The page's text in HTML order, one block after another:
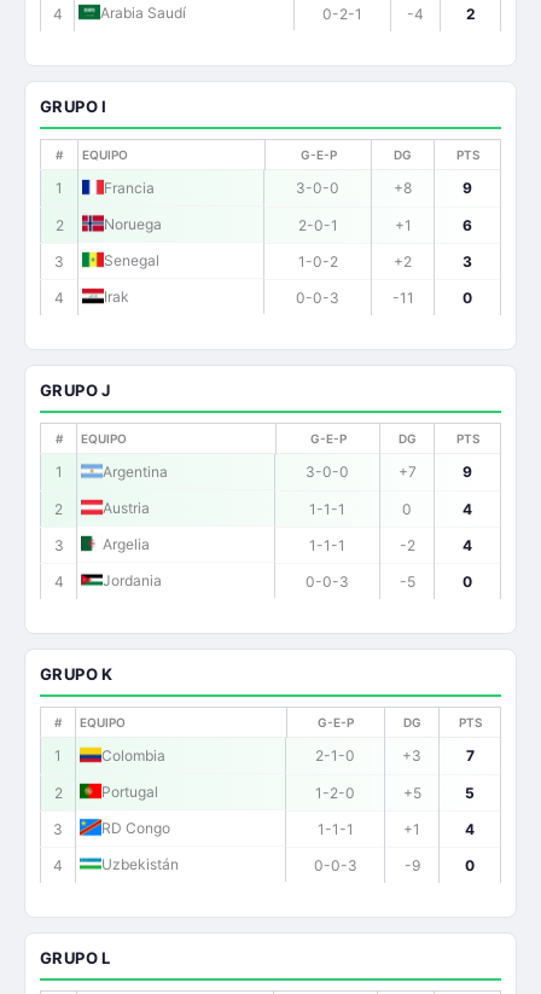
4
Arabia Saudí 0-2-1 -4 2
GRUPO I
# EQUIPO G-E-P DG PTS
1 Francia 3-0-0 +8 9
2 Noruega 2-0-1 +1
6
3
Senegal 1-0-2 +2
3
4
Irak 0-0-3 -11 0
GRUPO J
# EQUIPO G-E-P DG PTS
1 Argentina 3-0-0 +7 9
2 Austria 1-1-1 0
4
3
Argelia 1-1-1 -2
4
4
Jordania 0-0-3 -5 0
GRUPO K
# EQUIPO G-E-P DG PTS
1 Colombia 2-1-0 +3 7
2 Portugal 1-2-0 +5
5
3
RD Congo 1-1-1 +1
4
4
Uzbekistán 0-0-3 -9 0
GRUPO L